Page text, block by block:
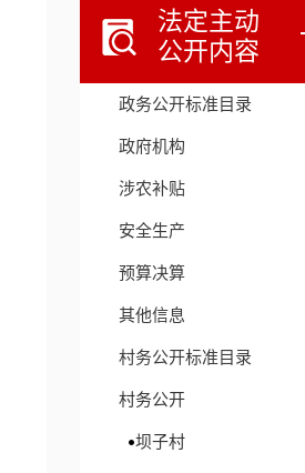
法定主动
公开内容
政务公开标准目录
政府机构
涉农补贴
安全生产
预算决算
其他信息
村务公开标准目录
村务公开
坝子村